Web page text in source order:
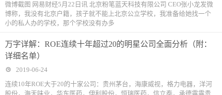
微博截图 网易财经5月22日讯 北京粉笔蓝天科技有限公司 CEO张小龙发微
博称，我没有北京户籍，孩子就不能上北京公立学校，我准备给她找一个
小的私人办的学校，那个学校没有办多
万字详解：ROE连续十年超过20的明星公司全面分析（附：
详细名单）
2019-06-24
连续10年ROE大于20的十家公司：贵州茅台，海康威视，格力电器，洋河
股份，海天味业，华东医药，伊利股份，恒瑞医药，信立泰，承德露露贵